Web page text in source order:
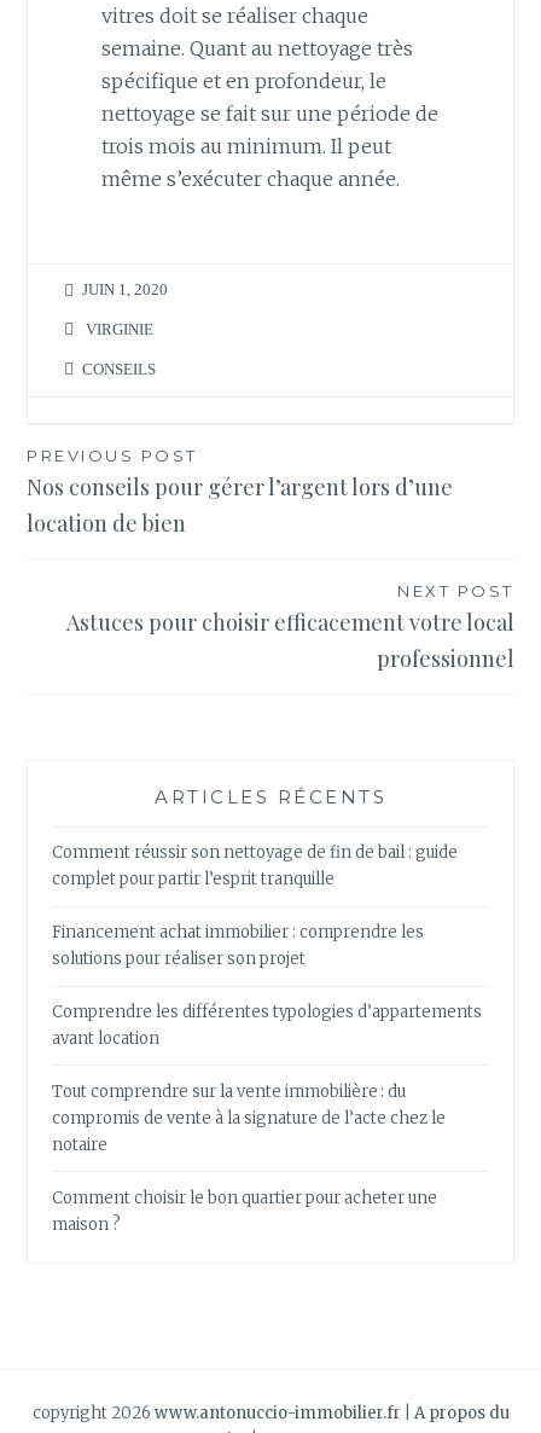
vitres doit se réaliser chaque
semaine. Quant au nettoyage très
spécifique et en profondeur, le
nettoyage se fait sur une période de
trois mois au minimum. Il peut
même s’exécuter chaque année.
JUIN 1, 2020
VIRGINIE
CONSEILS
Navigation
de
PREVIOUS POST
Nos conseils pour gérer l’argent lors d’une
location de bien
NEXT POST
Astuces pour choisir efficacement votre local
professionnel
ARTICLES RÉCENTS
Comment réussir son nettoyage de fin de bail : guide
complet pour partir l’esprit tranquille
Financement achat immobilier : comprendre les
solutions pour réaliser son projet
Comprendre les différentes typologies d’appartements
avant location
Tout comprendre sur la vente immobilière : du
compromis de vente à la signature de l’acte chez le
notaire
Comment choisir le bon quartier pour acheter une
maison ?
copyright 2026 www.antonuccio-immobilier.fr
A propos du